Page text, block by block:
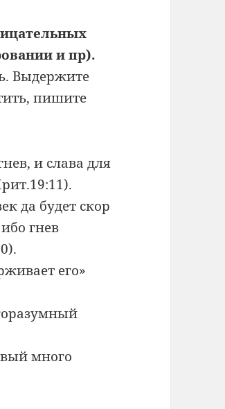
и пр).
Выдержите
пишите
и слава для
да будет скор
гнев
его»
много